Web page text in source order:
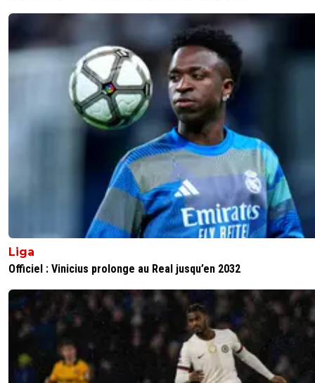
Liga
Officiel : Vinicius prolonge au Real jusqu’en 2032